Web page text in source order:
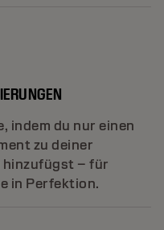
indem du nur einen
zu deiner
hinzufügst – für
in Perfektion.